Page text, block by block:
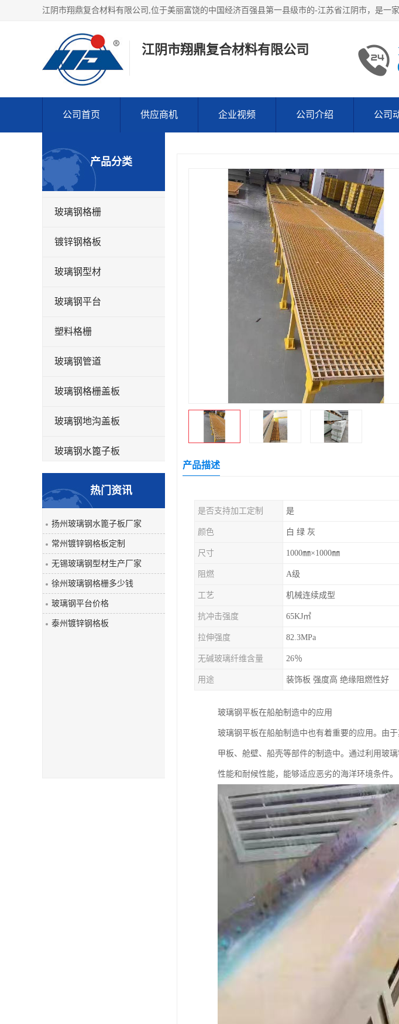
江阴市翔鼎复合材料有限公司
公司首页 供应商机 企业视频 公司介绍 公司
产品分类
玻璃钢格栅
镀锌钢格板
玻璃钢型材
玻璃钢平台
塑料格栅
玻璃钢管道
玻璃钢格栅盖板
玻璃钢地沟盖板
玻璃钢水篦子板
玻璃钢平板
玻璃钢盖板
热门资讯
扬州玻璃钢水篦子板厂家
常州镀锌钢格板定制
无锡玻璃钢型材生产厂家
徐州玻璃钢格栅多少钱
玻璃钢平台价格
泰州镀锌钢格板
产品描述
是否支持加工定制 是
颜色 白 绿 灰
尺寸 1000㎜×1000㎜
阻燃 A级
工艺 机械连续成型
抗冲击强度 65KJ㎡
拉伸强度 82.3MPa
无碱玻璃纤维含量 26％
用途 装饰板 强度高 绝缘阻燃性好
玻璃钢平板在船舶制造中的应用
玻璃钢平板在船舶制造中也有着重要的应用。由
甲板、舱壁、船壳等部件的制造中。通过利用玻
性能和耐候性能，能够适应恶劣的海洋环境条件。